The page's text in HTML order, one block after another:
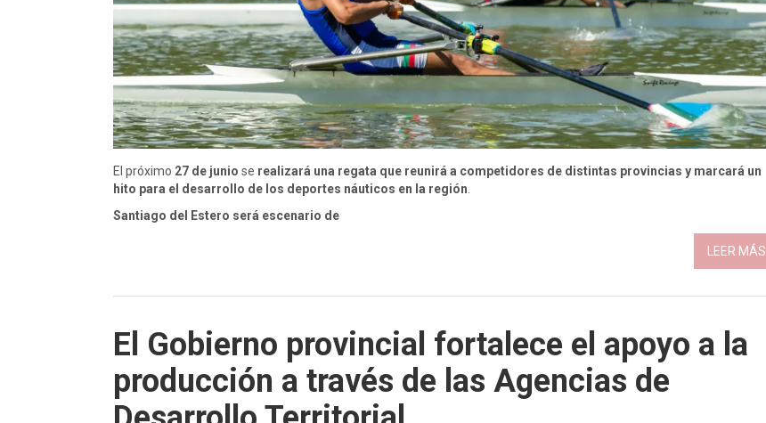
El próximo 27 de junio se realizará una regata que reunirá a competidores de distintas provincias y marcará un
hito para el desarrollo de los deportes náuticos en la región
Santiago del Estero será escenario de
LEER MÁS
El Gobierno provincial fortalece el apoyo a la
producción a través de las Agencias de